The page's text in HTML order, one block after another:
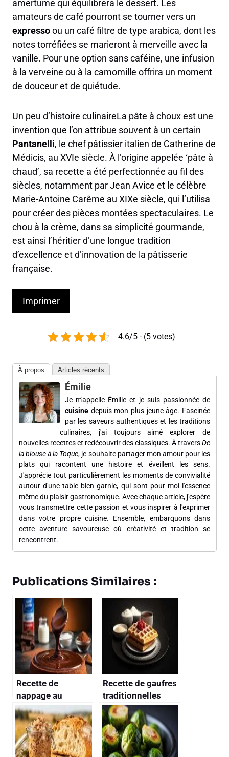
amertume qui équilibrera le dessert. Les
amateurs de café pourront se tourner vers un
expressoou un café filtre de type arabica, dont les
notes torréfiées se marieront à merveille avec la
vanille. Pour une option sans caféine, une infusion
à la verveine ou à la camomille offrira un moment
de douceur et de quiétude.
Un peu d’histoire culinaireLa pâte à choux est une
invention que l’on attribue souvent à un certain
Pantanelli, le chef pâtissier italien de Catherine de
Médicis, au XVIe siècle. À l’origine appelée ‘pâte à
chaud’, sa recette a été perfectionnée au fil des
siècles, notamment par Jean Avice et le célèbre
Marie-Antoine Carême au XIXe siècle, qui l’utilisa
pour créer des pièces montées spectaculaires. Le
chou à la crème, dans sa simplicité gourmande,
est ainsi l’héritier d’une longue tradition
d’excellence et d’innovation de la pâtisserie
française.
Imprimer
4.6/5 - (5 votes)
À propos Articles récents
Émilie
Je m'appelle Émilie et je suis passionnée de
cuisine depuis mon plus jeune âge. Fascinée
par les saveurs authentiques et les traditions
culinaires, j'ai toujours aimé explorer de
nouvelles recettes et redécouvrir des classiques. À traversDe
la blouse à la Toque, je souhaite partager mon amour pour les
plats qui racontent une histoire et éveillent les sens.
J'apprécie tout particulièrement les moments de convivialité
autour d'une table bien garnie, qui sont pour moi l'essence
même du plaisir gastronomique. Avec chaque article, j'espère
vous transmettre cette passion et vous inspirer à l'exprimer
dans votre propre cuisine. Ensemble, embarquons dans
cette aventure savoureuse où créativité et tradition se
rencontrent.
Publications Similaires :
Recette de
nappage au
chocolat maison :
astuces et conseils
Recette de gaufres
traditionnelles
maison : conseils
et astuces